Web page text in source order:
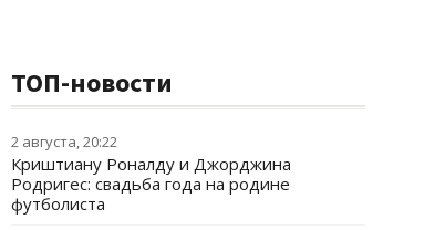
ТОП-новости
2 августа, 20:22
Криштиану Роналду и Джорджина
Родригес: свадьба года на родине
футболиста